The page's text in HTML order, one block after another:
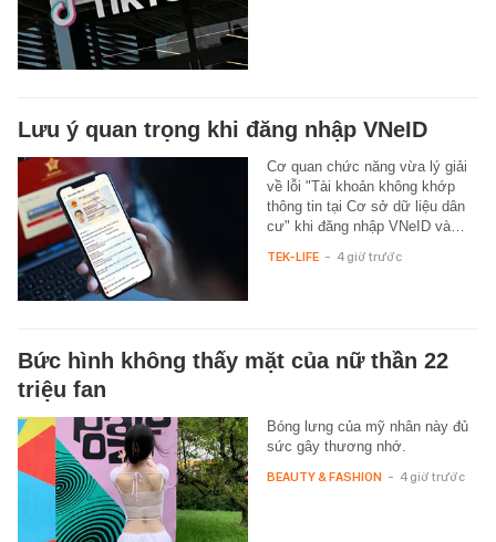
Lưu ý quan trọng khi đăng nhập VNeID
Cơ quan chức năng vừa lý giải
về lỗi "Tài khoản không khớp
thông tin tại Cơ sở dữ liệu dân
cư" khi đăng nhập VNeID và…
TEK-LIFE - 4 giờ trước
Bức hình không thấy mặt của nữ thần 22
triệu fan
Bóng lưng của mỹ nhân này đủ
sức gây thương nhớ.
BEAUTY & FASHION - 4 giờ trước